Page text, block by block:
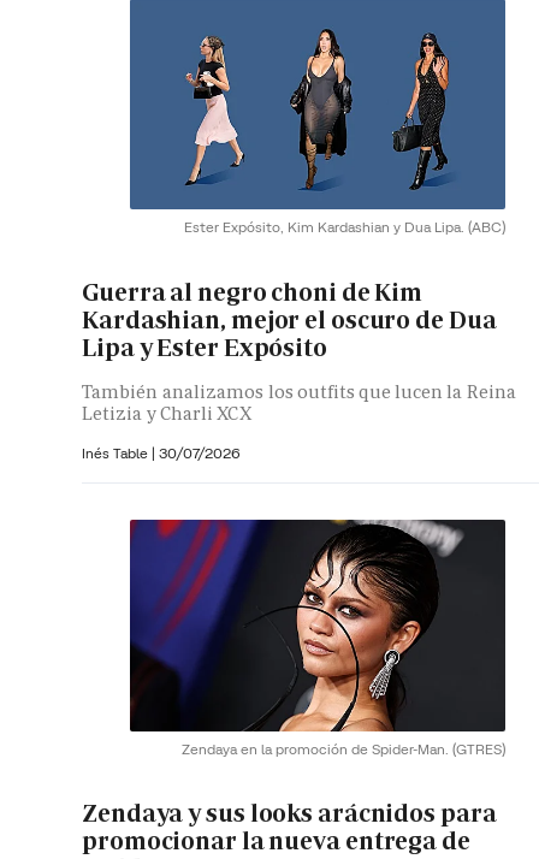
Ester Expósito, Kim Kardashian y Dua Lipa. (ABC)
Guerra al negro choni de Kim
Kardashian, mejor el oscuro de Dua
Lipa y Ester Expósito
También analizamos los outfits que lucen la Reina
Letizia y Charli XCX
Inés Table | 30/07/2026
Zendaya en la promoción de Spider-Man. (GTRES)
Zendaya y sus looks arácnidos para
promocionar la nueva entrega de